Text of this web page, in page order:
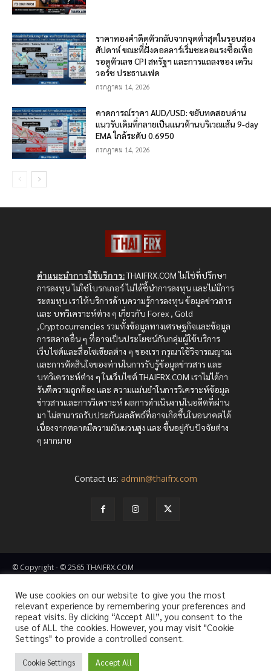
ราคาทองคำดีดตัวกลับจากจุดต่ำสุดในรอบสอง
สัปดาห์ ขณะที่ฝั่งดอลลาร์เริ่มชะลอแรงซื้อเพื่อ
รอดูตัวเลข CPI สหรัฐฯ และการแถลงของ เควิน
วอร์ช ประธานเฟด
กรกฎาคม 14, 2026
คาดการณ์ราคา AUD/USD: ขยับทดสอบด่าน
แนวรับเดิมที่กลายเป็นแนวต้านบริเวณเส้น 9-day
EMA ใกล้ระดับ 0.6950
กรกฎาคม 14, 2026
คำแนะนำการใช้บริการ:THAIFRX.COM ไม่ใช่ที่ปรึกษา
การลงทุน ไม่ใช่โบรกเกอร์ ไม่ได้ชี้นำการลงทุน และไม่มีการ
ระดมทุน เราให้บริการด้านความรู้การลงทุน ข้อมูลข่าวสาร
และ บทวิเคราะห์ต่าง ๆ เกี่ยวกับ Forex , Gold
,Cryptocurrencies รวมทั้งข้อมูลทางเศรษฐกิจและข้อมูล
การตลาดอื่น ๆ ที่อาจเป็นประโยชน์กับกลุ่มผู้ใช้บริการ
เว็บไซต์และสื่อโซเซียลต่าง ๆ ของเรา กรุณาใช้วิจารณญาณ
และการตัดสินใจของท่านในการรับรู้ข้อมูลข่าวสาร และ
บทวิเคราะห์ต่าง ๆ ในเว็บไซต์ THAIFRX.COM เราไม่ได้กา
รันตีความถูกต้อง และ ความแม่นยำในการวิเคราะห์ข้อมูล
ข่าวสารและการวิเคราะห์ ผลการดำเนินงานในอดีตที่ผ่าน
มา ไม่สามารถรับประกันผลลัพธ์ที่อาจเกิดขึ้นในอนาคตได้
เนื่องจากตลาดมีความผันผวนสูง และ ขึ้นอยู่กับปัจจัยต่าง
ๆ มากมาย
Contact us: admin@thaifrx.com
© Copyright - © 2565 THAIFRX.COM
KNOWLEDGE
We use cookies on our website to give you the most
relevant experience by remembering your preferences and
repeat visits. By clicking “Accept All”, you consent to the
use of ALL the cookies. However, you may visit "Cookie
Settings" to provide a controlled consent.
Cookie Settings Accept All
Translate »